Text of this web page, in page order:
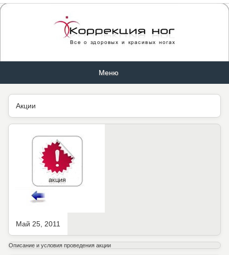
Меню
Акции
Май 25, 2011
Описание и условия проведения акции